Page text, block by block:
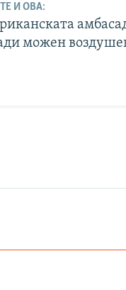
И ОВА:
можен